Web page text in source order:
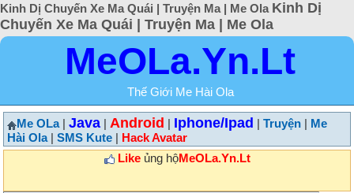
Kinh Dị Chuyến Xe Ma Quái | Truyện Ma | Me Ola Kinh Dị
Chuyến Xe Ma Quái | Truyện Ma | Me Ola
MeOLa.Yn.Lt
Thế Giới Me Hài Ola
Me OLa| Java Android Iphone/Ipad Truyện
Me
Hài Ola| SMS Kute
Hack Avatar
Likeủng hộMeOLa.Yn.Lt